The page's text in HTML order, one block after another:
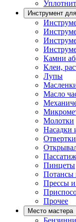
Инструмент
Камни
Клеи,
Лупы
Масло
Молотки
Насадки
Отвертки
Пинцеты
Потансы
Прессы
Прочее
Место мастера